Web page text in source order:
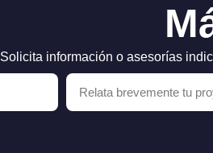
Solicita información o asesorías